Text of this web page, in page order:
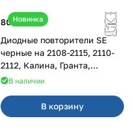
Новинка
800 ₽
Диодные повторители SE
черные на 2108-2115, 2110-
2112, Калина, Гранта,
Приора
В наличии
В корзину